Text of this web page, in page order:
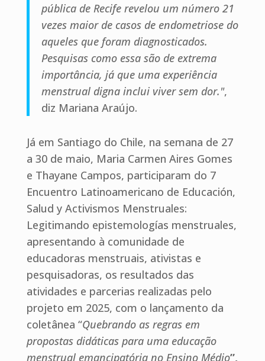
pública de Recife revelou um número 21
vezes maior de casos de endometriose do
aqueles que foram diagnosticados.
Pesquisas como essa são de extrema
importância, já que uma experiência
menstrual digna inclui viver sem dor.",
diz Mariana Araújo.
Já em Santiago do Chile, na semana de 27
a 30 de maio, Maria Carmen Aires Gomes
e Thayane Campos, participaram do 7
Encuentro Latinoamericano de Educación,
Salud y Activismos Menstruales:
Legitimando epistemologías menstruales,
apresentando à comunidade de
educadoras menstruais, ativistas e
pesquisadoras, os resultados das
atividades e parcerias realizadas pelo
projeto em 2025, com o lançamento da
coletânea “Quebrando as regras em
propostas didáticas para uma educação
menstrual emancipatória no Ensino Médio”,